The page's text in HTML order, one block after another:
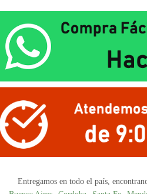
Entregamos en todo el país,